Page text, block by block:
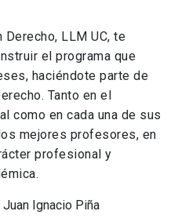
LLM UC, te
el programa que
haciéndote parte de
Tanto en el
como en cada una de sus
mejores profesores, en
profesional y
Juan Ignacio Piña